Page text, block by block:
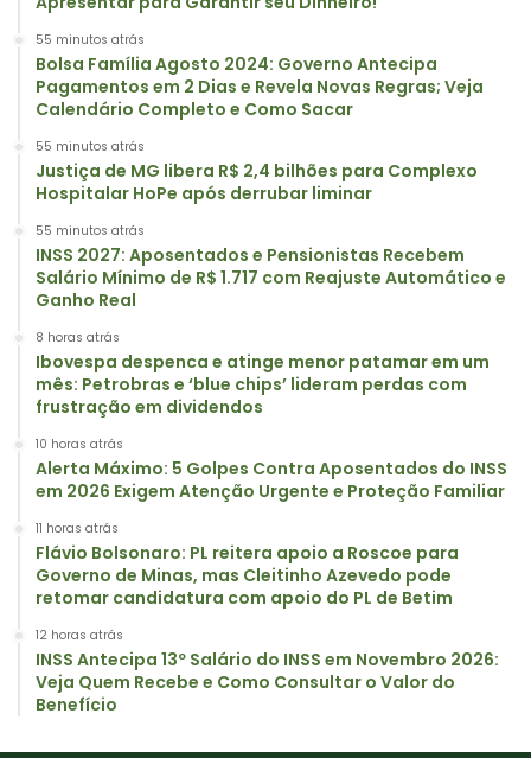
55 minutos atrás
Bolsa Família Agosto 2024: Governo Antecipa
Pagamentos em 2 Dias e Revela Novas Regras; Veja
Calendário Completo e Como Sacar
55 minutos atrás
Justiça de MG libera R$ 2,4 bilhões para Complexo
Hospitalar HoPe após derrubar liminar
55 minutos atrás
INSS 2027: Aposentados e Pensionistas Recebem
Salário Mínimo de R$ 1.717 com Reajuste Automático e
Ganho Real
8 horas atrás
Ibovespa despenca e atinge menor patamar em um
mês: Petrobras e ‘blue chips’ lideram perdas com
frustração em dividendos
10 horas atrás
Alerta Máximo: 5 Golpes Contra Aposentados do INSS
em 2026 Exigem Atenção Urgente e Proteção Familiar
11 horas atrás
Flávio Bolsonaro: PL reitera apoio a Roscoe para
Governo de Minas, mas Cleitinho Azevedo pode
retomar candidatura com apoio do PL de Betim
12 horas atrás
INSS Antecipa 13º Salário do INSS em Novembro 2026:
Veja Quem Recebe e Como Consultar o Valor do
Benefício